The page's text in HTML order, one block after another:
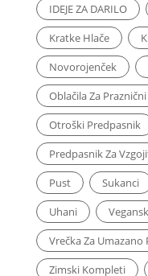
IDEJE ZA DARILO
Kratke Hlače
Novorojenček
Oblačila Za Praznični
Otroški Predpasnik
Predpasnik Za
Pust
Sukanci
Uhani
Vrečka Za Umazano
Zimski Kompleti